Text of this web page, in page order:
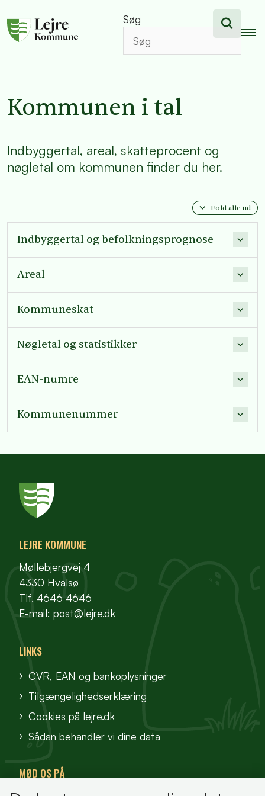
Søg
Kommunen i tal
Indbyggertal, areal, skatteprocent og
nøgletal om kommunen finder du her.
Fold alle ud
Indbyggertal og befolkningsprognose
Areal
Kommuneskat
Nøgletal og statistikker
EAN-numre
Kommunenummer
LEJRE KOMMUNE
Møllebjergvej 4
4330 Hvalsø
Tlf. 4646 4646
E-mail: post@lejre.dk
LINKS
CVR, EAN og bankoplysninger
Tilgængelighedserklæring
Cookies på lejre.dk
Sådan behandler vi dine data
MØD OS PÅ